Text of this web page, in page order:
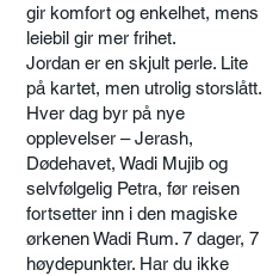
gir komfort og enkelhet, mens
leiebil gir mer frihet.
Jordan er en skjult perle. Lite
på kartet, men utrolig storslått.
Hver dag byr på nye
opplevelser – Jerash,
Dødehavet, Wadi Mujib og
selvfølgelig Petra, før reisen
fortsetter inn i den magiske
ørkenen Wadi Rum. 7 dager, 7
høydepunkter. Har du ikke